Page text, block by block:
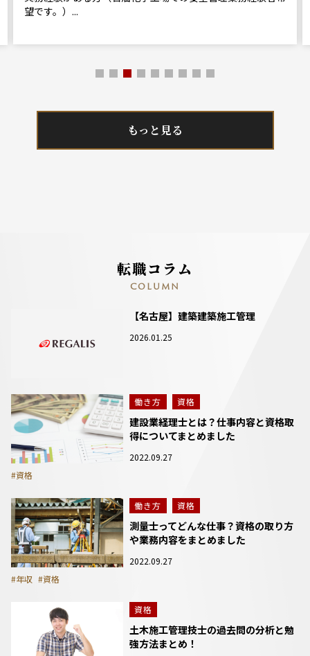
望です。）...
もっと見る
転職コラム
COLUMN
【名古屋】建築建築施工管理
2026.01.25
働き方 資格
建設業経理士とは？仕事内容と資格取
得についてまとめました
2022.09.27
#資格
働き方 資格
測量士ってどんな仕事？資格の取り方
や業務内容をまとめました
2022.09.27
#年収 #資格
資格
土木施工管理技士の過去問の分析と勉
強方法まとめ！